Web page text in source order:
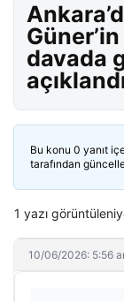
davada
Bu konu 0 yanıt
tarafından
1 yazı
10/06/2026: 5:56